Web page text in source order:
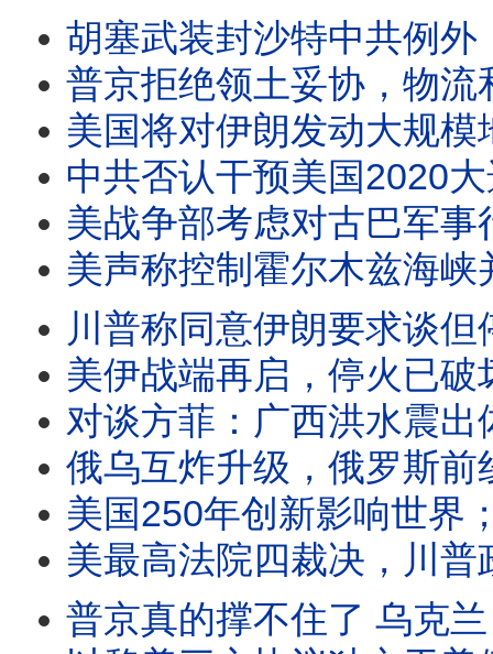
胡塞武装封沙特中共例外，美首次对强劳产品国关税制裁，乌克兰纵深打击三大目标
普京拒绝领土妥协，物流和石油不配合，川普把攻击基础设施的决定权
美国将对伊朗发动大规模地区战争，俄黑海舰队密令撤离
中共否认干预美国2020大选证据；世界AI合作组织创始成员国大
美战争部考虑对古巴军事行动，泽连斯基称乌克兰年产千万无人机，美国狂揍伊朗
美声称控制霍尔木兹海峡并收费，美首次无人攻击艇击
川普称同意伊朗要求谈但停火已结束，俄罕见承认乌克兰无人机致燃料短
美伊战端再启，停火已破坏；川普三大国际战略变化：西班牙、土
对谈方菲：广西洪水震出体制空壳！中共靠黑
俄乌互炸升级，俄罗斯前线三邻国进入战备状态，美
美国250年创新影响世界；美正式拒绝国际刑事法院管
美最高法院四裁决，川普政府输赢对半；美司法部调查支持美国社
普京真的撑不住了 乌克兰 火烈鸟 导弹精准炸毁俄军工命脉 克